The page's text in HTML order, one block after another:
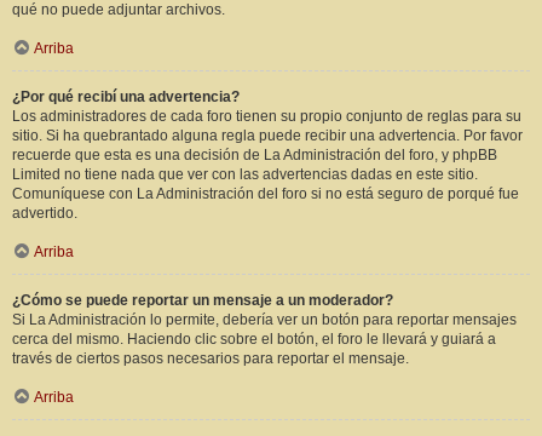
qué no puede adjuntar archivos.
Arriba
¿Por qué recibí una advertencia?
Los administradores de cada foro tienen su propio conjunto de reglas para su
sitio. Si ha quebrantado alguna regla puede recibir una advertencia. Por favor
recuerde que esta es una decisión de La Administración del foro, y phpBB
Limited no tiene nada que ver con las advertencias dadas en este sitio.
Comuníquese con La Administración del foro si no está seguro de porqué fue
advertido.
Arriba
¿Cómo se puede reportar un mensaje a un moderador?
Si La Administración lo permite, debería ver un botón para reportar mensajes
cerca del mismo. Haciendo clic sobre el botón, el foro le llevará y guiará a
través de ciertos pasos necesarios para reportar el mensaje.
Arriba